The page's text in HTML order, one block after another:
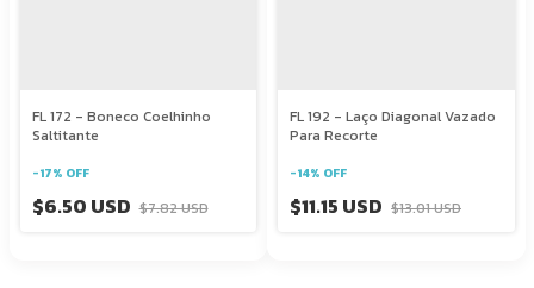
FL 172 - Boneco Coelhinho
Saltitante
-17% OFF
$6.50 USD $7.82 USD
FL 192 - Laço Diagonal Vazado
Para Recorte
-14% OFF
$11.15 USD $13.01 USD